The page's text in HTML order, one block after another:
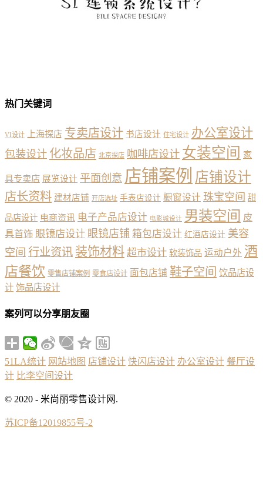
热门关键词
VI设计 上海探店 专卖店设计 书店设计 住宅设计 办公室设计
包装设计 化妆品店 北京探店 咖啡店设计 女装空间 家
具专卖店 展览设计 平面创意 店铺案例 店铺设计
店长资料 建材店铺 开店选址 手表店设计 橱窗设计 珠宝空间 甜
品店设计 电商资讯 电子产品店设计 电影城设计 男装空间 皮
具首饰 眼镜店设计 眼镜店铺 箱包店设计 红酒店设计 美容
空间 行业资讯 装饰材料 超市设计 软装饰品 运动户外 酒
店餐饮 零售店铺案例 零食店设计 面包店铺 鞋子空间 饮品店设
计 饰品店设计
案列可以分享朋友圈
51LA统计 网站地图 店铺设计 快闪店设计 办公室设计 餐厅设
计 比李空间设计
© 2020 - 米尚丽零售设计网.
苏ICP备12019855号-2